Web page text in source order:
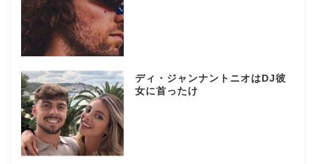
ディ・ジャンナントニオはDJ彼
女に首ったけ